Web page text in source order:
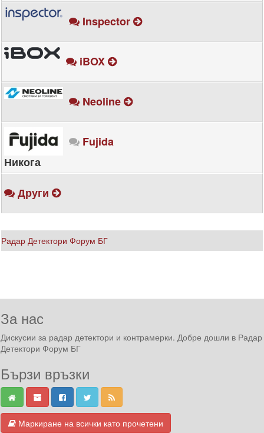
Inspector
iBOX
Neoline
Fujida
Никога
Други
Радар Детектори Форум БГ
За нас
Дискусии за радар детектори и контрамерки. Добре дошли в Радар
Детектори Форум БГ
Бързи връзки
Маркиране на всички като прочетени